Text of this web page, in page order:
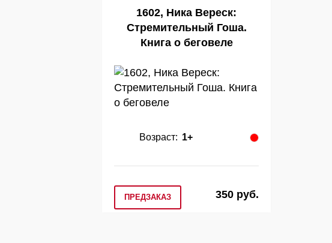
1602, Ника Вереск:
Стремительный Гоша.
Книга о беговеле
Возраст: 1+
ПРЕДЗАКАЗ 350 руб.